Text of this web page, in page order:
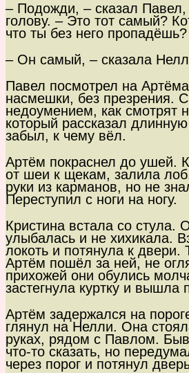
– Подожди, – сказал Павел,
голову. – Это тот самый?
что ты без него пропадёшь?
– Он самый, – сказала
Павел посмотрел на
насмешки, без презрения.
недоумением, как смотрят
который рассказал
забыл, к чему вёл.
Артём покраснел до ушей.
от шеи к щекам, залила
руки из карманов, но не
Переступил с ноги на ногу.
Кристина встала со стула.
улыбалась и не хихикала.
локоть и потянула к двери.
Артём пошёл за ней, не
прихожей они обулись
застегнула куртку и вышла
Артём задержался на
глянул на Нелли. Она
руках, рядом с Павлом.
что-то сказать, но
через порог и потянул